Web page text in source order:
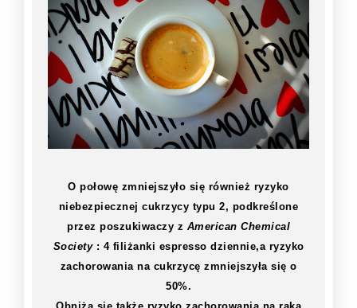
O połowę zmniejszyło się również ryzyko
niebezpiecznej cukrzycy typu 2, podkreślone
przez poszukiwaczy z American Chemical
Society : 4 filiżanki espresso dziennie,a ryzyko
zachorowania na cukrzycę zmniejszyła się o
50%.